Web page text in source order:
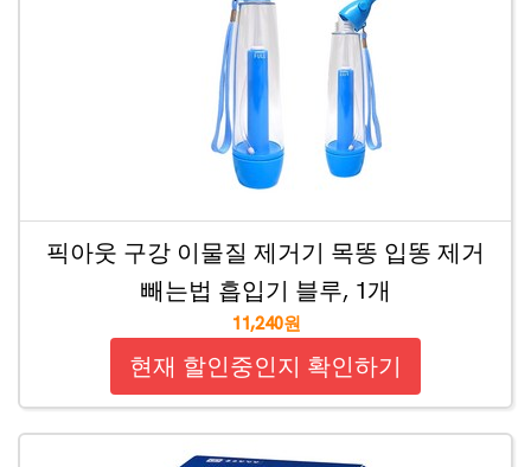
픽아웃 구강 이물질 제거기 목똥 입똥 제거
빼는법 흡입기 블루, 1개
11,240원
현재 할인중인지 확인하기